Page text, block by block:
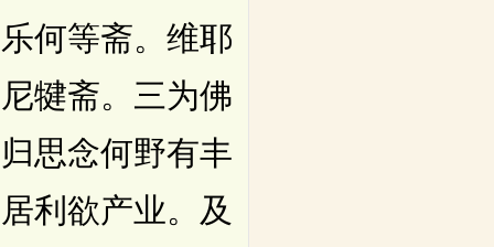
何等斋。维耶
犍斋。三为佛
思念何野有丰
利欲产业。及